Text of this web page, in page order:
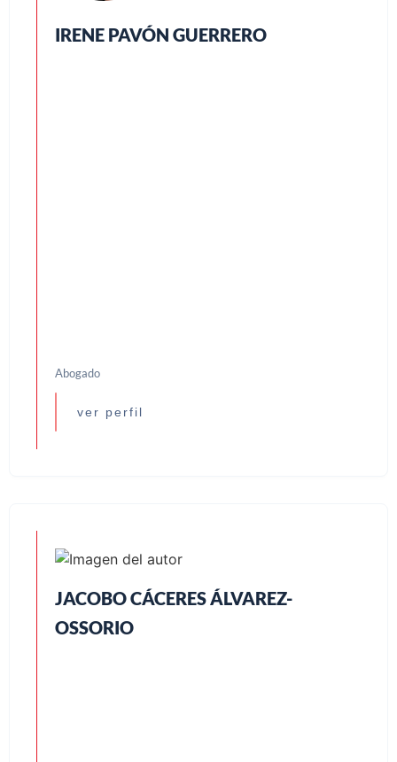
IRENE PAVÓN GUERRERO
Abogado
ver perfil
JACOBO CÁCERES ÁLVAREZ-
OSSORIO